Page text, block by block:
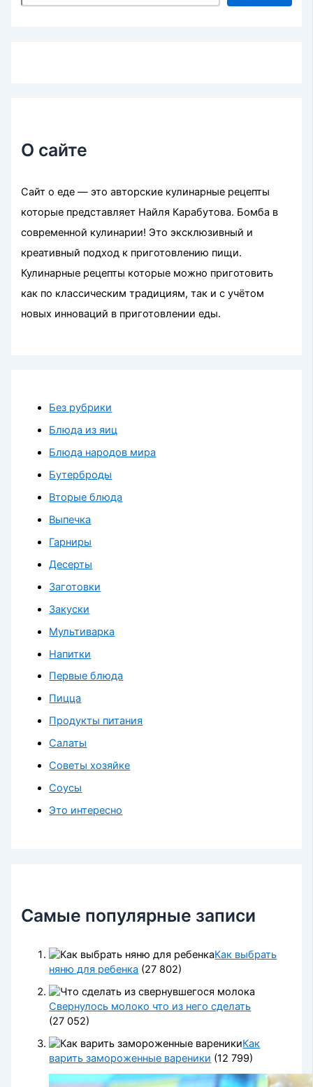
О сайте
Сайт о еде — это авторские кулинарные рецепты
которые представляет Найля Карабутова. Бомба в
современной кулинарии! Это эксклюзивный и
креативный подход к приготовлению пищи.
Кулинарные рецепты которые можно приготовить
как по классическим традициям, так и с учётом
новых инноваций в приготовлении еды.
Без рубрики
Блюда из яиц
Блюда народов мира
Бутерброды
Вторые блюда
Выпечка
Гарниры
Десерты
Заготовки
Закуски
Мультиварка
Напитки
Первые блюда
Пицца
Продукты питания
Салаты
Советы хозяйке
Соусы
Это интересно
Самые популярные записи
Как выбрать
няню для ребенка (27 802)
Свернулось молоко что из него сделать
(27 052)
Как
варить замороженные вареники (12 799)